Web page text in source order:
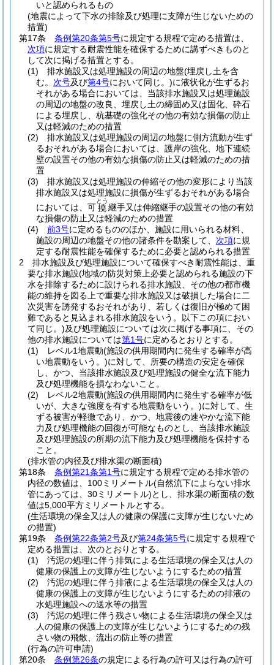
いと認められるもの
(地震によって下水の排除及び処理に支障が生じないための
措置)
第17条
条例第20条第5号に規定する規程で定める措置は、
次項に規定する耐震性能を確保するために講ずべきものと
して次に掲げる措置とする。
(1)
排水施設又は処理施設の周辺の地盤(埋戻し土を含
む。 次号及び第4号において同じ。)に液状化が生ずるお
それがある場合においては、当該排水施設又は処理施設
の周辺の地盤の改良、埋戻し土の締固め又は固化、砕石
による埋戻し、杭基礎の強化その他の有効な損傷の防止
又は軽減のための措置
(2)
排水施設又は処理施設の周辺の地盤に側方流動が生ず
るおそれがある場合においては、護岸の強化、地下連続
壁の設置その他の有効な損傷の防止又は軽減のための措
置
(3)
排水施設又は処理施設の伸縮その他の変形により当該
排水施設又は処理施設に損傷が生ずるおそれがある場合
においては、可撓
とう
継手又は伸縮継手の設置その他の有効
な損傷の防止又は軽減のための措置
(4)
前3号に定めるもののほか、施設に用いられる材料、
施設の周辺の地盤その他の諸条件を勘案して、 次項に規
定する耐震性能を確保するために必要と認められる措置
2
排水施設及び処理施設について確保すべき耐震性能は、重
要な排水施設(地域の防災対策上必要と認められる施設の下
水を排除するために設けられる排水施設、その他の都市機
能の維持を図る上で重要な排水施設又は破損した場合に二
次災害を誘発するおそれがあり、若しくは復旧が極めて困
難であると見込まれる排水施設をいう。以下この項におい
て同じ。)及び処理施設については次に掲げる事項に、その
他の排水施設については第1号に定めるとおりとする。
(1)
レベル1地震動(施設の供用期間内に発生する確率が高
い地震動をいう。)に対して、所要の構造の安定を確保
し、かつ、当該排水施設及び処理施設の健全な流下能力
及び処理機能を損なわないこと。
(2)
レベル2地震動(施設の供用期間内に発生する確率が低
いが、大きな強度を有する地震動をいう。)に対して、生
ずる被害が軽微であり、かつ、地震後の速やかな流下能
力及び処理機能の回復が可能なものとし、当該排水施設
及び処理施設の所期の流下能力及び処理機能を保持する
こと。
(排水管の内径及び排水渠の断面積)
第18条
条例第21条第1号に規定する規程で定める排水管の
内径の数値は、100ミリメートル(自然流下によらない排水
管にあっては、30ミリメートル)とし、排水渠の断面積の数
値は5,000平方ミリメートルとする。
(生活環境の保全又は人の健康の保護に支障が生じないため
の措置)
第19条
条例第22条第2号及び第24条第5号に規定する規程で
定める措置は、次のとおりとする。
(1)
汚泥の処理に伴う排気による生活環境の保全又は人の
健康の保護上の支障が生じないようにするための措置
(2)
汚泥の処理に伴う排液による生活環境の保全又は人の
健康の保護上の支障が生じないようにするための排液の
水処理施設への送水等の措置
(3)
汚泥の処理に伴う残さい物による生活環境の保全又は
人の健康の保護上の支障が生じないようにするための残
さい物の飛散、流出の防止等の措置
(行為の許可申請)
第20条
条例第26条の規定による行為の許可又は行為の許可